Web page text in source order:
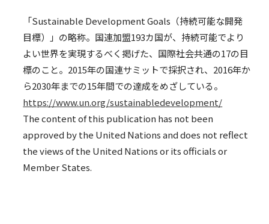
「Sustainable Development Goals（持続可能な開発
目標）」の略称。国連加盟193カ国が、持続可能でより
よい世界を実現するべく掲げた、国際社会共通の17の目
標のこと。2015年の国連サミットで採択され、2016年か
ら2030年までの15年間での達成をめざしている。
https://www.un.org/sustainabledevelopment/
The content of this publication has not been
approved by the United Nations and does not reflect
the views of the United Nations or its officials or
Member States.